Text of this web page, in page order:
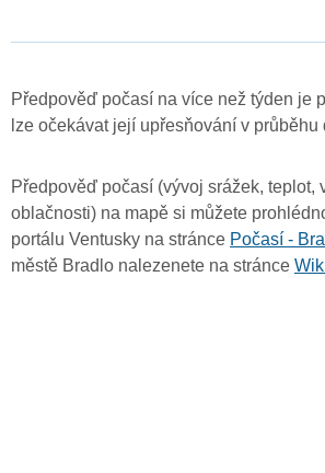
Předpověď počasí na více než týden je
lze očekávat její upřesňování v průběhu
Předpověď počasí (vývoj srážek, teplot,
oblačnosti) na mapě si můžete
portálu Ventusky na stránce Počasí -
městě Bradlo nalezenete na stránce